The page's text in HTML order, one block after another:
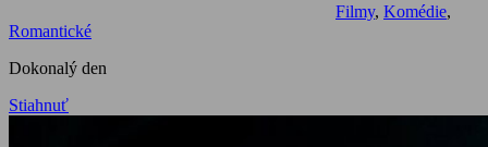
Filmy, Komédie,
Romantické
Dokonalý den
Stiahnuť